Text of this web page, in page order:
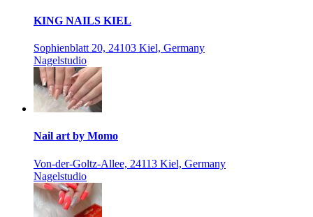
KING NAILS KIEL
Sophienblatt 20, 24103 Kiel, Germany
Nagelstudio
Nail art by Momo
Von-der-Goltz-Allee, 24113 Kiel, Germany
Nagelstudio